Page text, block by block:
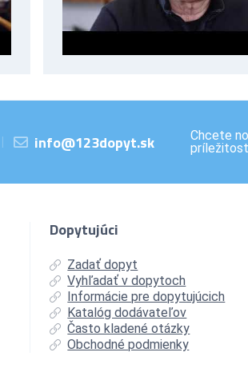
info@123dopyt.sk
Chcete
Dopytujúci
Zadať dopyt
Vyhľadať v dopytoch
Informácie pre dopytujúcich
Katalóg dodávateľov
Často kladené otázky
Obchodné podmienky